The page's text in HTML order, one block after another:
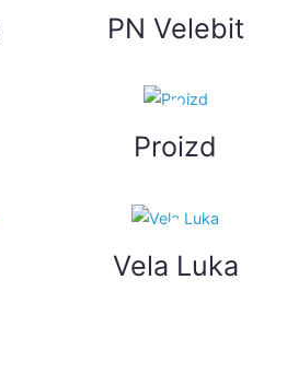
PN Velebit
Proizd
Vela Luka